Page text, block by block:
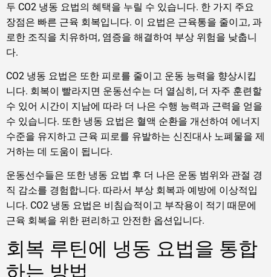
두 CO2 냉동 요법의 혜택을 누릴 수 있습니다. 한 가지 주요
장점은 빠른 근육 회복입니다. 이 요법은 근육통을 줄이고, 과
로한 조직을 치유하며, 염증을 해결하여 부상 위험을 낮춥니
다.
CO2 냉동 요법은 또한 피로를 줄이고 운동 능력을 향상시킵
니다. 회복이 빨라지면 운동선수는 더 열심히, 더 자주 훈련할
수 있어 시간이 지남에 따라 더 나은 수행 능력과 근력을 얻을
수 있습니다. 또한 냉동 요법은 혈액 순환을 개선하여 에너지
수준을 유지하고 근육 피로를 유발하는 신진대사 노폐물을 제
거하는 데 도움이 됩니다.
운동선수들은 또한 냉동 요법 후 더 나은 운동 범위와 관절 경
직 감소를 경험합니다. 따라서 부상 회복과 예방에 이상적입
니다. CO2 냉동 요법은 비침습적이고 부작용이 적기 때문에
근육 회복을 위한 편리하고 안전한 옵션입니다.
회복 루틴에 냉동 요법을 통합
하는 방법